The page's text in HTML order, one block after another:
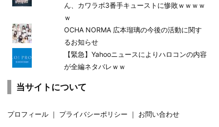
ん、カワラボ3番手キューストに惨敗ｗｗｗｗ
ｗ
OCHA NORMA 広本瑠璃の今後の活動に関す
るお知らせ
【緊急】Yahooニュースによりハロコンの内容
が全編ネタバレｗｗ
当サイトについて
プロフィール ｜ プライバシーポリシー ｜ お問い合わせ